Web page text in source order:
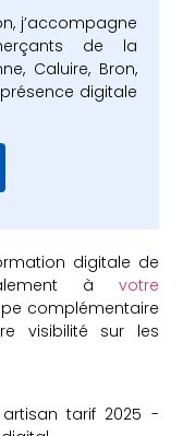
j’accompagne
de la
Caluire, Bron,
digitale
digitale de
à votre
complémentaire
visibilité sur les